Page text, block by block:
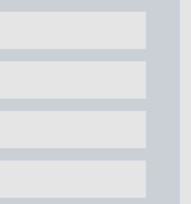
kalkulátor